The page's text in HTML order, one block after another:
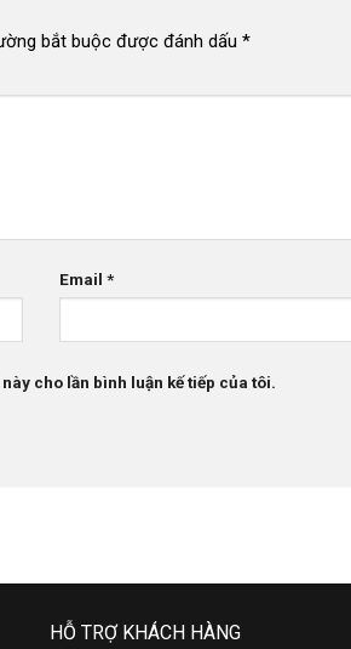
bắt buộc được đánh dấu *
Email*
cho lần bình luận kế tiếp của tôi.
HỖ TRỢ KHÁCH HÀNG